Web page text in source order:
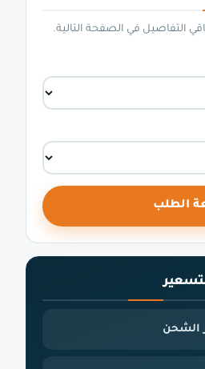
التفاصيل في الصفحة التالية.
الطلب
الشحن